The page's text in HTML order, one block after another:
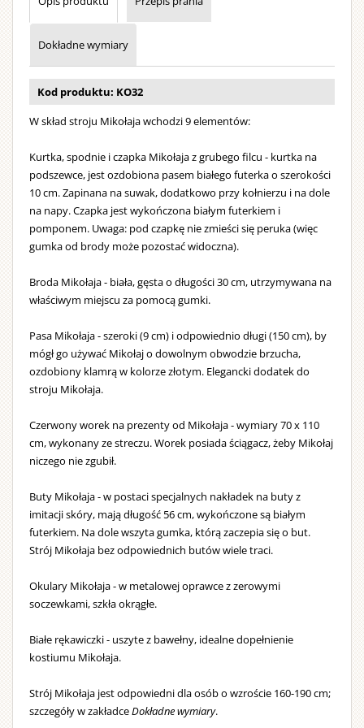
wielkim
Strój
można
pralce.
Dokładne wymiary
Kod produktu: KO32
W skład stroju Mikołaja wchodzi 9 elementów:
Kurtka, spodnie i czapka Mikołaja z grubego filcu - kurtka na
podszewce, jest ozdobiona pasem białego futerka o szerokości
10 cm. Zapinana na suwak, dodatkowo przy kołnierzu i na dole
na napy. Czapka jest wykończona białym futerkiem i
pomponem. Uwaga: pod czapkę nie zmieści się peruka (więc
gumka od brody może pozostać widoczna).
Broda Mikołaja - biała, gęsta o długości 30 cm, utrzymywana na
właściwym miejscu za pomocą gumki.
Pasa Mikołaja - szeroki (9 cm) i odpowiednio długi (150 cm), by
mógł go używać Mikołaj o dowolnym obwodzie brzucha,
ozdobiony klamrą w kolorze złotym. Elegancki dodatek do
stroju Mikołaja.
Czerwony worek na prezenty od Mikołaja - wymiary 70 x 110
cm, wykonany ze streczu. Worek posiada ściągacz, żeby Mikołaj
niczego nie zgubił.
Buty Mikołaja - w postaci specjalnych nakładek na buty z
imitacji skóry, mają długość 56 cm, wykończone są białym
futerkiem. Na dole wszyta gumka, którą zaczepia się o but.
Strój Mikołaja bez odpowiednich butów wiele traci.
Okulary Mikołaja - w metalowej oprawce z zerowymi
soczewkami, szkła okrągłe.
Białe rękawiczki - uszyte z bawełny, idealne dopełnienie
kostiumu Mikołaja.
Strój Mikołaja jest odpowiedni dla osób o wzroście 160-190 cm;
szczegóły w zakładceDokładne wymiary.